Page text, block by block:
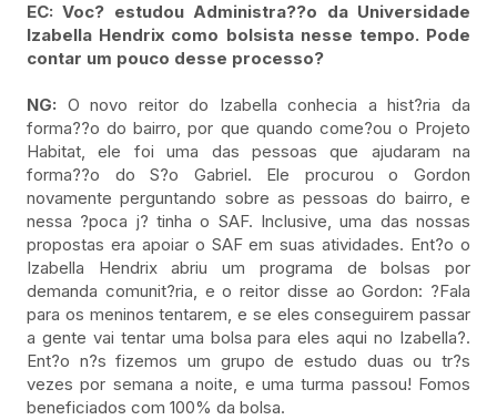
EC: Voc? estudou Administra??o da Universidade
Izabella Hendrix como bolsista nesse tempo. Pode
contar um pouco desse processo?
NG: O novo reitor do Izabella conhecia a hist?ria da
forma??o do bairro, por que quando come?ou o Projeto
Habitat, ele foi uma das pessoas que ajudaram na
forma??o do S?o Gabriel. Ele procurou o Gordon
novamente perguntando sobre as pessoas do bairro, e
nessa ?poca j? tinha o SAF. Inclusive, uma das nossas
propostas era apoiar o SAF em suas atividades. Ent?o o
Izabella Hendrix abriu um programa de bolsas por
demanda comunit?ria, e o reitor disse ao Gordon: ?Fala
para os meninos tentarem, e se eles conseguirem passar
a gente vai tentar uma bolsa para eles aqui no Izabella?.
Ent?o n?s fizemos um grupo de estudo duas ou tr?s
vezes por semana a noite, e uma turma passou! Fomos
beneficiados com 100% da bolsa.